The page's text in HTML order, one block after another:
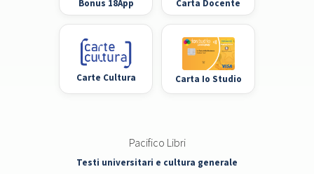
Bonus 18App Carta Docente
Carte Cultura Carta Io Studio
Pacifico Libri
Testi universitari e cultura generale